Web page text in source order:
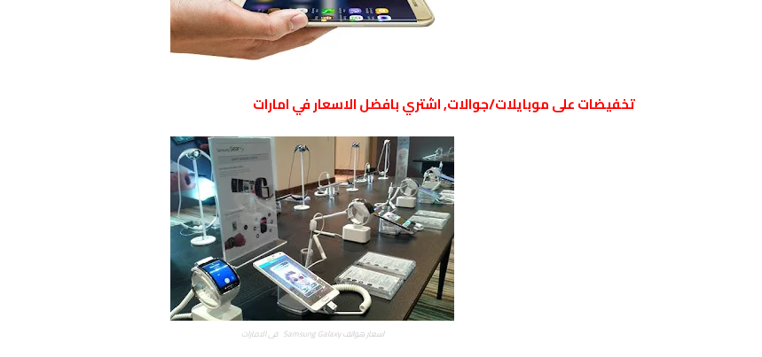
تخفيضات على موبايلات/جوالات, اشتري بافضل الاسعار في امارات
اسعار هواتف Samsung Galaxy فى الامارات